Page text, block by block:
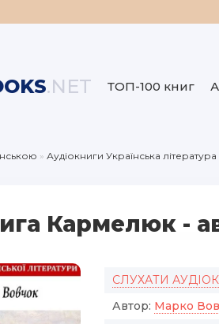
.NET ТОП-100 книг
» Аудіокниги Українська література
Кармелюк -
СЛУХАТИ
Автор: Марко